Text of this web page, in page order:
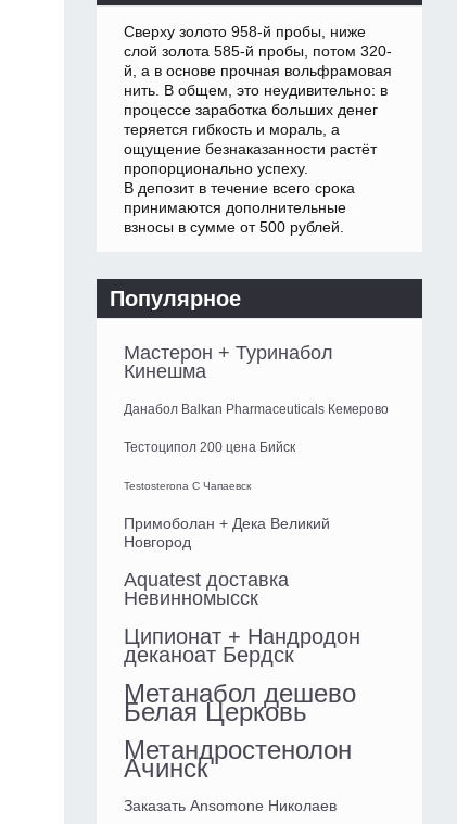
Сверху золото 958-й пробы, ниже
слой золота 585-й пробы, потом 320-
й, а в основе прочная вольфрамовая
нить. В общем, это неудивительно: в
процессе заработка больших денег
теряется гибкость и мораль, а
ощущение безнаказанности растёт
пропорционально успеху.
В депозит в течение всего срока
принимаются дополнительные
взносы в сумме от 500 рублей.
Популярное
Мастерон + Туринабол
Кинешма
Данабол Balkan Pharmaceuticals Кемерово
Тестоципол 200 цена Бийск
Testosterona C Чапаевск
Примоболан + Дека Великий
Новгород
Aquatest доставка
Невинномысск
Ципионат + Нандродон
деканоат Бердск
Метанабол дешево
Белая Церковь
Метандростенолон
Ачинск
Заказать Ansomone Николаев